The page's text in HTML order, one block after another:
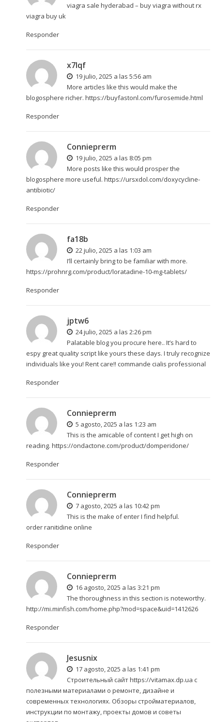
viagra sale hyderabad – buy viagra without rx
viagra buy uk
Responder
x7lqf
19 julio, 2025 a las 5:56 am
More articles like this would make the
blogosphere richer. https://buyfastonl.com/furosemide.html
Responder
Connieprerm
19 julio, 2025 a las 8:05 pm
More posts like this would prosper the
blogosphere more useful. https://ursxdol.com/doxycycline-
antibiotic/
Responder
fa18b
22 julio, 2025 a las 1:03 am
I’ll certainly bring to be familiar with more.
https://prohnrg.com/product/loratadine-10-mg-tablets/
Responder
jptw6
24 julio, 2025 a las 2:26 pm
Palatable blog you procure here.. It’s hard to
espy great quality script like yours these days. I truly recognize
individuals like you! Rent care!! commande cialis professional
Responder
Connieprerm
5 agosto, 2025 a las 1:23 am
This is the amicable of content I get high on
reading. https://ondactone.com/product/domperidone/
Responder
Connieprerm
7 agosto, 2025 a las 10:42 pm
This is the make of enter I find helpful.
order ranitidine online
Responder
Connieprerm
16 agosto, 2025 a las 3:21 pm
The thoroughness in this section is noteworthy.
http://mi.minfish.com/home.php?mod=space&uid=1412626
Responder
Jesusnix
17 agosto, 2025 a las 1:41 pm
Строительный сайтhttps://vitamax.dp.ua с
полезными материалами о ремонте, дизайне и
современных технологиях. Обзоры стройматериалов,
инструкции по монтажу, проекты домов и советы